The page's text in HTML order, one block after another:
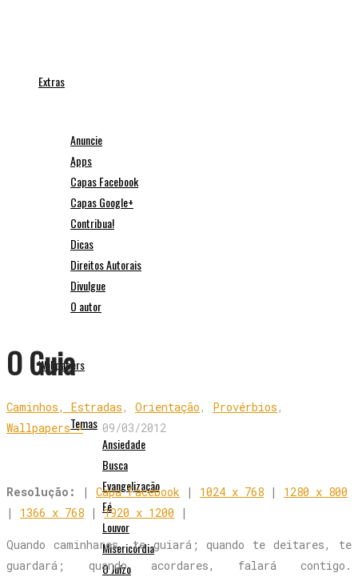
Extras
Anuncie
Apps
Capas Facebook
Capas Google+
Contribua!
Dicas
Direitos Autorais
Divulgue
O autor
Wallpapers
Temas
Ansiedade
Busca
Evangelização
Fé
Louvor
Misericórdia
O Juízo
O Guia
Caminhos, Estradas , Orientação , Provérbios ,
Wallpapers >- 09/03/2012
Resolução: | Capa Facebook | 1024 x 768 | 1280 x 800
| 1366 x 768 |1920 x 1200 |
Quando caminhares, te guiará; quando te deitares, te
guardará; quando acordares, falará contigo.